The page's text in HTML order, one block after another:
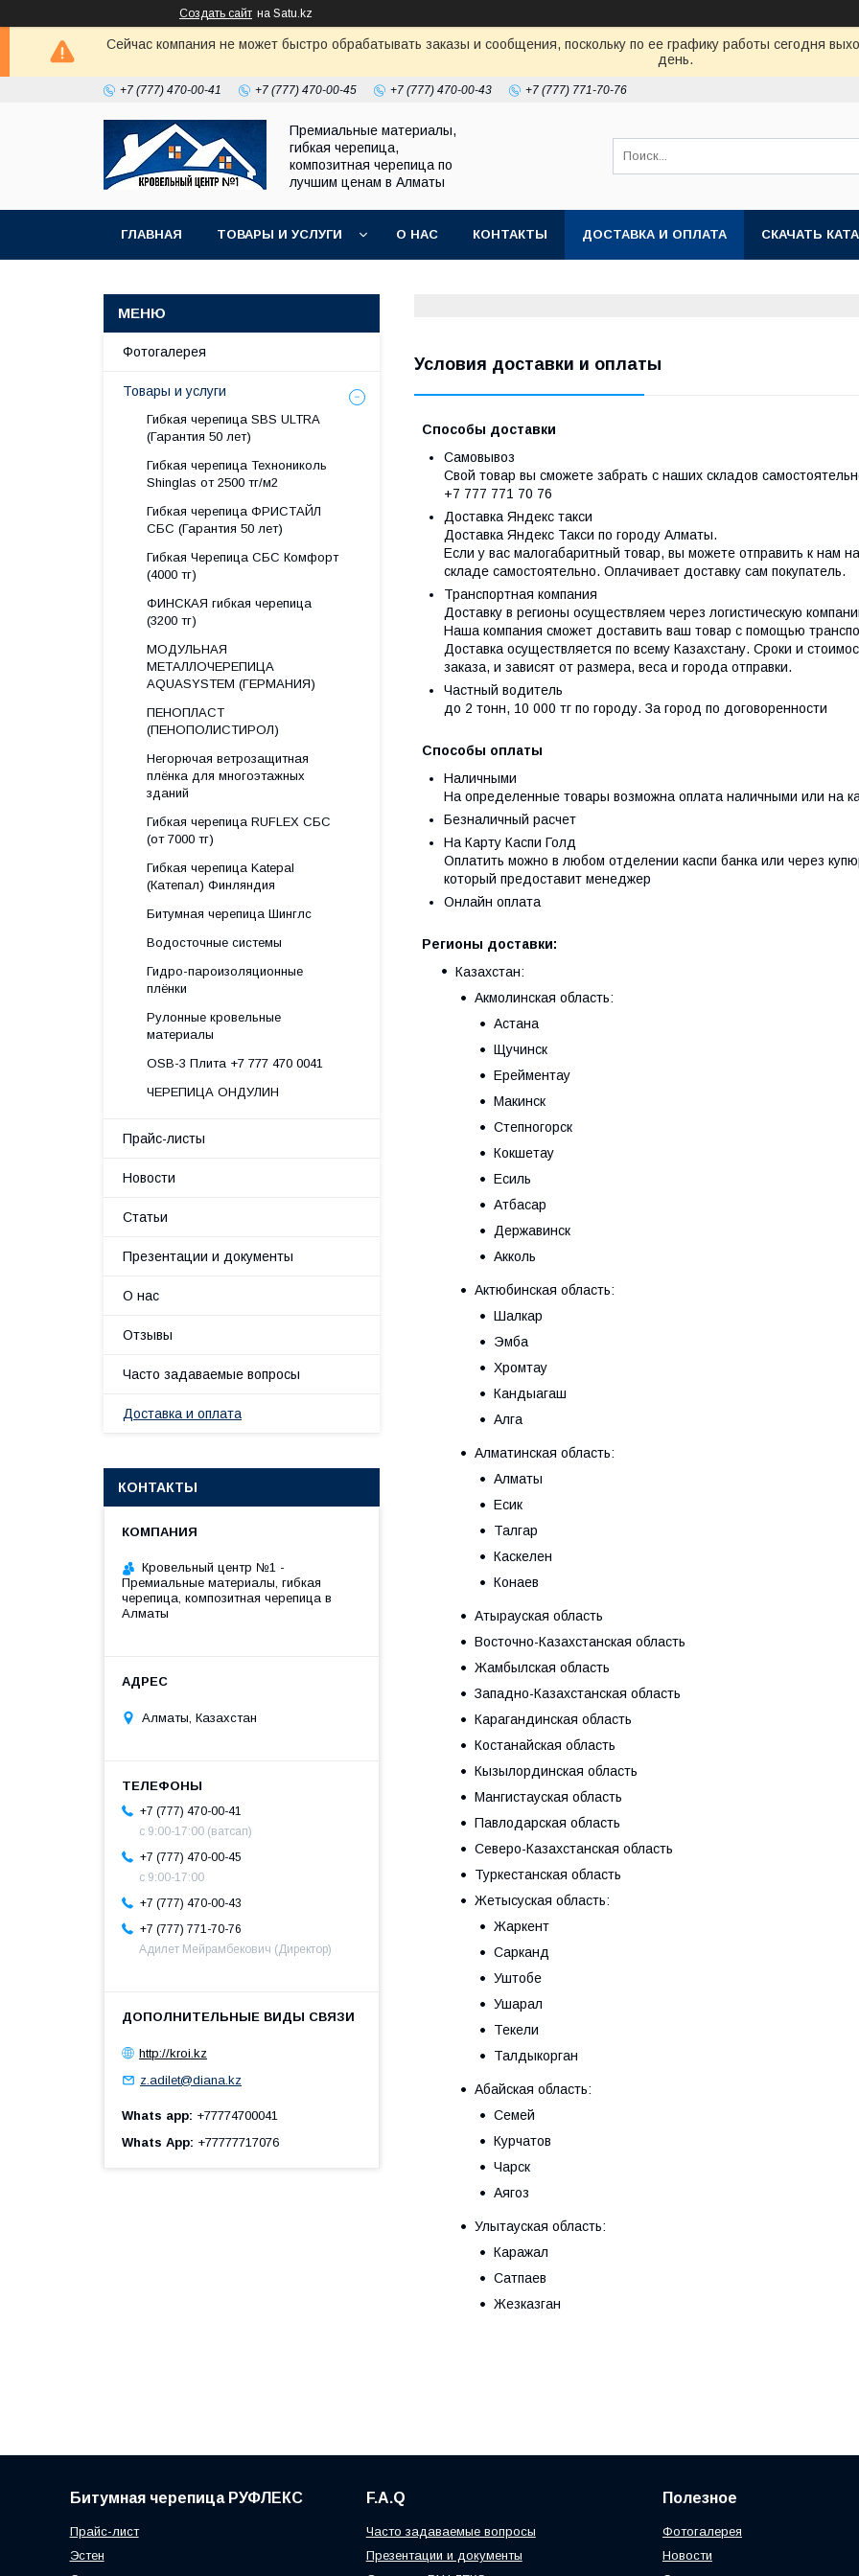
Создать сайт на Satu.kz
Сейчас компания не может быстро обрабатывать заказы и сообщения, поскольку по ее графику работы сегодня
день.
+7 (777) 470-00-41 +7 (777) 470-00-45 +7 (777) 470-00-43 +7 (777) 771-70-76
Премиальные материалы,
гибкая черепица,
композитная черепица по
лучшим ценам в Алматы
ГЛАВНАЯ ТОВАРЫ И УСЛУГИ О НАС КОНТАКТЫ ДОСТАВКА И ОПЛАТА СКАЧАТЬ
Условия доставки и оплаты
Способы доставки
Самовывоз
Свой товар вы сможете забрать с наших складов
+7 777 771 70 76
Доставка Яндекс такси
Доставка Яндекс Такси по городу Алматы.
Если у вас малогабаритный товар, вы можете отправить к нам
складе самостоятельно. Оплачивает доставку сам покупатель.
Транспортная компания
Доставку в регионы осуществляем через логистическую
Наша компания сможет доставить ваш товар с помощью
Доставка осуществляется по всему Казахстану. Сроки и
заказа, и зависят от размера, веса и города отправки.
Частный водитель
до 2 тонн, 10 000 тг по городу. За город по договоренности
Способы оплаты
Наличными
На определенные товары возможна оплата наличными или на
Безналичный расчет
На Карту Каспи Голд
Оплатить можно в любом отделении каспи банка или через
который предоставит менеджер
Онлайн оплата
Регионы доставки:
Казахстан:
Акмолинская область:
Астана
Щучинск
Ерейментау
Макинск
Степногорск
Кокшетау
Есиль
Атбасар
Державинск
Акколь
Актюбинская область:
Шалкар
Эмба
Хромтау
Кандыагаш
Алга
Алматинская область:
Алматы
Есик
Талгар
Каскелен
Конаев
Атырауская область
Восточно-Казахстанская область
Жамбылская область
Западно-Казахстанская область
Карагандинская область
Костанайская область
Кызылординская область
Мангистауская область
Павлодарская область
Северо-Казахстанская область
Туркестанская область
Жетысуская область:
Жаркент
Сарканд
Уштобе
Ушарал
Текели
Талдыкорган
Абайская область:
Семей
Курчатов
Чарск
Аягоз
Улытауская область:
Каражал
Сатпаев
Жезказган
Фотогалерея
Товары и услуги
Гибкая черепица SBS ULTRA
(Гарантия 50 лет)
Гибкая черепица Технониколь
Shinglas от 2500 тг/м2
Гибкая черепица ФРИСТАЙЛ
СБС (Гарантия 50 лет)
Гибкая Черепица СБС Комфорт
(4000 тг)
ФИНСКАЯ гибкая черепица
(3200 тг)
МОДУЛЬНАЯ
МЕТАЛЛОЧЕРЕПИЦА
AQUASYSTEM (ГЕРМАНИЯ)
ПЕНОПЛАСТ
(ПЕНОПОЛИСТИРОЛ)
Негорючая ветрозащитная
плёнка для многоэтажных
зданий
Гибкая черепица RUFLEX СБС
(от 7000 тг)
Гибкая черепица Katepal
(Катепал) Финляндия
Битумная черепица Шинглс
Водосточные системы
Гидро-пароизоляционные
плёнки
Рулонные кровельные
материалы
OSB-3 Плита +7 777 470 0041
ЧЕРЕПИЦА ОНДУЛИН
Прайс-листы
Новости
Статьи
Презентации и документы
О нас
Отзывы
Часто задаваемые вопросы
Доставка и оплата
КОНТАКТЫ
Кровельный центр №1 -
Премиальные материалы, гибкая
черепица, композитная черепица в
Алматы
Алматы, Казахстан
+7 (777) 470-00-41
c 9:00-17:00 (ватсап)
+7 (777) 470-00-45
c 9:00-17:00
+7 (777) 470-00-43
+7 (777) 771-70-76
Адилет Мейрамбекович (Директор)
http://kroi.kz
z.adilet@diana.kz
Whats app +77774700041
Whats App +77777717076
Битумная черепица РУФЛЕКС
Прайс-лист
Эстен
F.A.Q
Часто задаваемые вопросы
Презентации и документы
Полезное
Фотогалерея
Новости